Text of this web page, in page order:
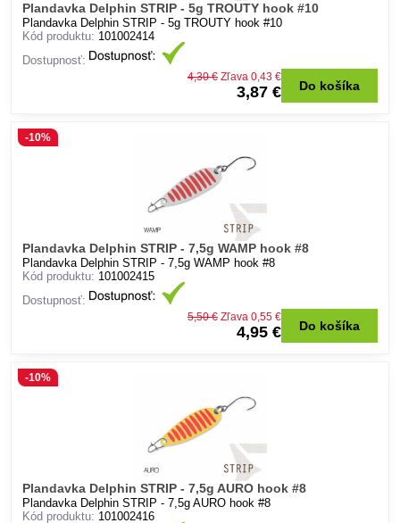
Plandavka Delphin STRIP - 5g TROUTY hook #10
Plandavka Delphin STRIP - 5g TROUTY hook #10
Kód produktu: 101002414
Dostupnosť:
3,87 €
4,30 € Zľava 0,43 €
Do košíka
Plandavka Delphin STRIP - 7,5g WAMP hook #8
-10%
Plandavka Delphin STRIP - 7,5g WAMP hook #8
Kód produktu: 101002415
Dostupnosť:
4,95 €
5,50 € Zľava 0,55 €
Do košíka
Plandavka Delphin STRIP - 7,5g AURO hook #8
-10%
Plandavka Delphin STRIP - 7,5g AURO hook #8
Kód produktu: 101002416